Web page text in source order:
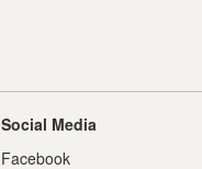
Social Media
Facebook